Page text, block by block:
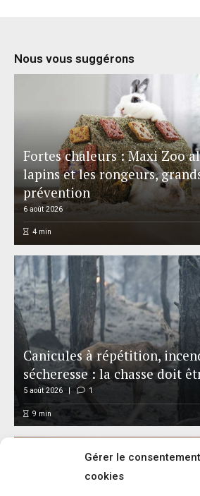
Gérer le
cookies
Nous vous suggérons
Fortes chaleurs : Maxi Zoo
lapins et les rongeurs,
prévention
6 août 2026
4min
Canicules à répétition,
sécheresse : la chasse doit
5 août 2026 1
9 min